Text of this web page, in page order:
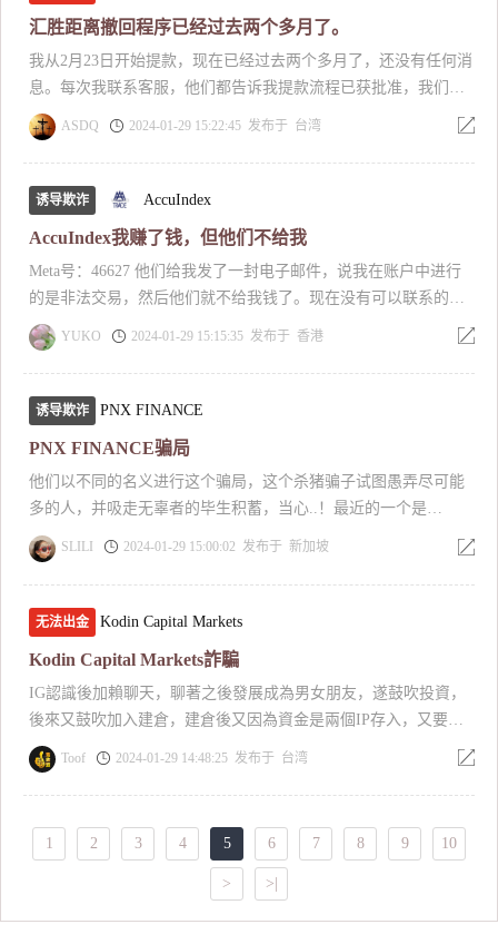
组成功获利的妈妈借钱）为由，而将要参加专案的人给踢出群
组，后续参加专案执行长操作帮你获利后，会要你加GDS特约金
流的Line来出金，一旦你要出金，一开始就会以“金管会要求资金
证明”，需要以出金的10%为资金证明尚可出金，且之后出金会再
归还这10%资金证明，一旦你完成资金证明，又会有各种什麽缴
税、被查到金流有问题、资金冻结、押金等等各种理由不出金，
时，那位执行长就会安慰你，给予你支持、帮你想办法，甚至会
说他借你钱来取得你对他的信任，也会有一位秘书，一样的跟你
聊天，站在你角度去为你设想，来让你放心戒心，一步步踏上他
们的诡计⋯！等到你已经投入好几百万后，发现你可能真的也没
办法了，他们就会消失，怎样都联络不上，也不读不回讯息！可
恶至极！
汇胜距离撤回程序已经过去两个多月了。
我从2月23日开始提款，现在已经过去两个多月了，还没有任何消
息。每次我联系客服，他们都告诉我提款流程已获批准，我们正
在等待对于支付提供商来说。我希望能够解决这个问题，因为这
个经纪人是一个骗子，一个骗子。
ASDQ 2024-01-29 15:22:45 发布于 台湾
诱导欺诈 AccuIndex
AccuIndex我赚了钱，但他们不给我
Meta号：46627 他们给我发了一封电子邮件，说我在账户中进行
的是非法交易，然后他们就不给我钱了。现在没有可以联系的
人，也没有任何钱给我。
YUKO 2024-01-29 15:15:35 发布于 香港
诱导欺诈 PNX FINANCE
PNX FINANCE骗局
他们以不同的名义进行这个骗局，这个杀猪骗子试图愚弄尽可能
多的人，并吸走无辜者的毕生积蓄，当心..！最近的一个是
OsmosisFX - 您通往财务自由的门户.PNX， Amberlight、Stellar
他们都有相同的假地址：他们都是相同的骗子。 30 Broad St., 纽
约, NY 10004
SLILI 2024-01-29 15:00:02 发布于 新加坡
无法出金 Kodin Capital Markets
Kodin Capital Markets詐騙
IG認識後加賴聊天，聊著之後發展成為男女朋友，遂鼓吹投資，
後來又鼓吹加入建倉，建倉後又因為資金是兩個IP存入，又要繳
保證金，結果最後當然是什麼都沒了。
Toof 2024-01-29 14:48:25 发布于 台湾
1 2 3 4 5 6 7 8 9 10
> >|